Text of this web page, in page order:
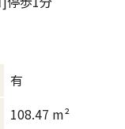
有
108.47 m²